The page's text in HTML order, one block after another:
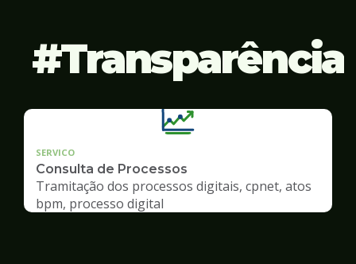
Transparência
SERVICO
Consulta de Processos
Tramitação dos processos digitais, cpnet, atos
bpm, processo digital